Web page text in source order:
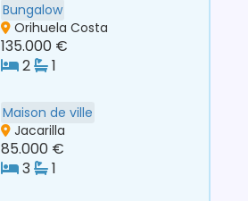
Bungalow
Orihuela Costa
135.000 €
2
1
Maison de ville
Jacarilla
85.000 €
3
1